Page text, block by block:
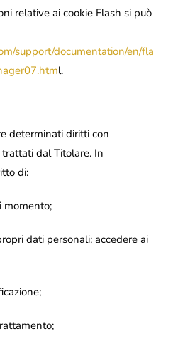
relative ai cookie Flash si può
support/documentation/en/fla
l.
determinati diritti con
dal Titolare. In
di:
momento;
dati personali; accedere ai